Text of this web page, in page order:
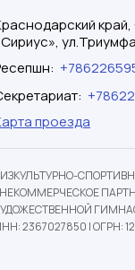
:
:
проезда
2367027850 |ОГРН: